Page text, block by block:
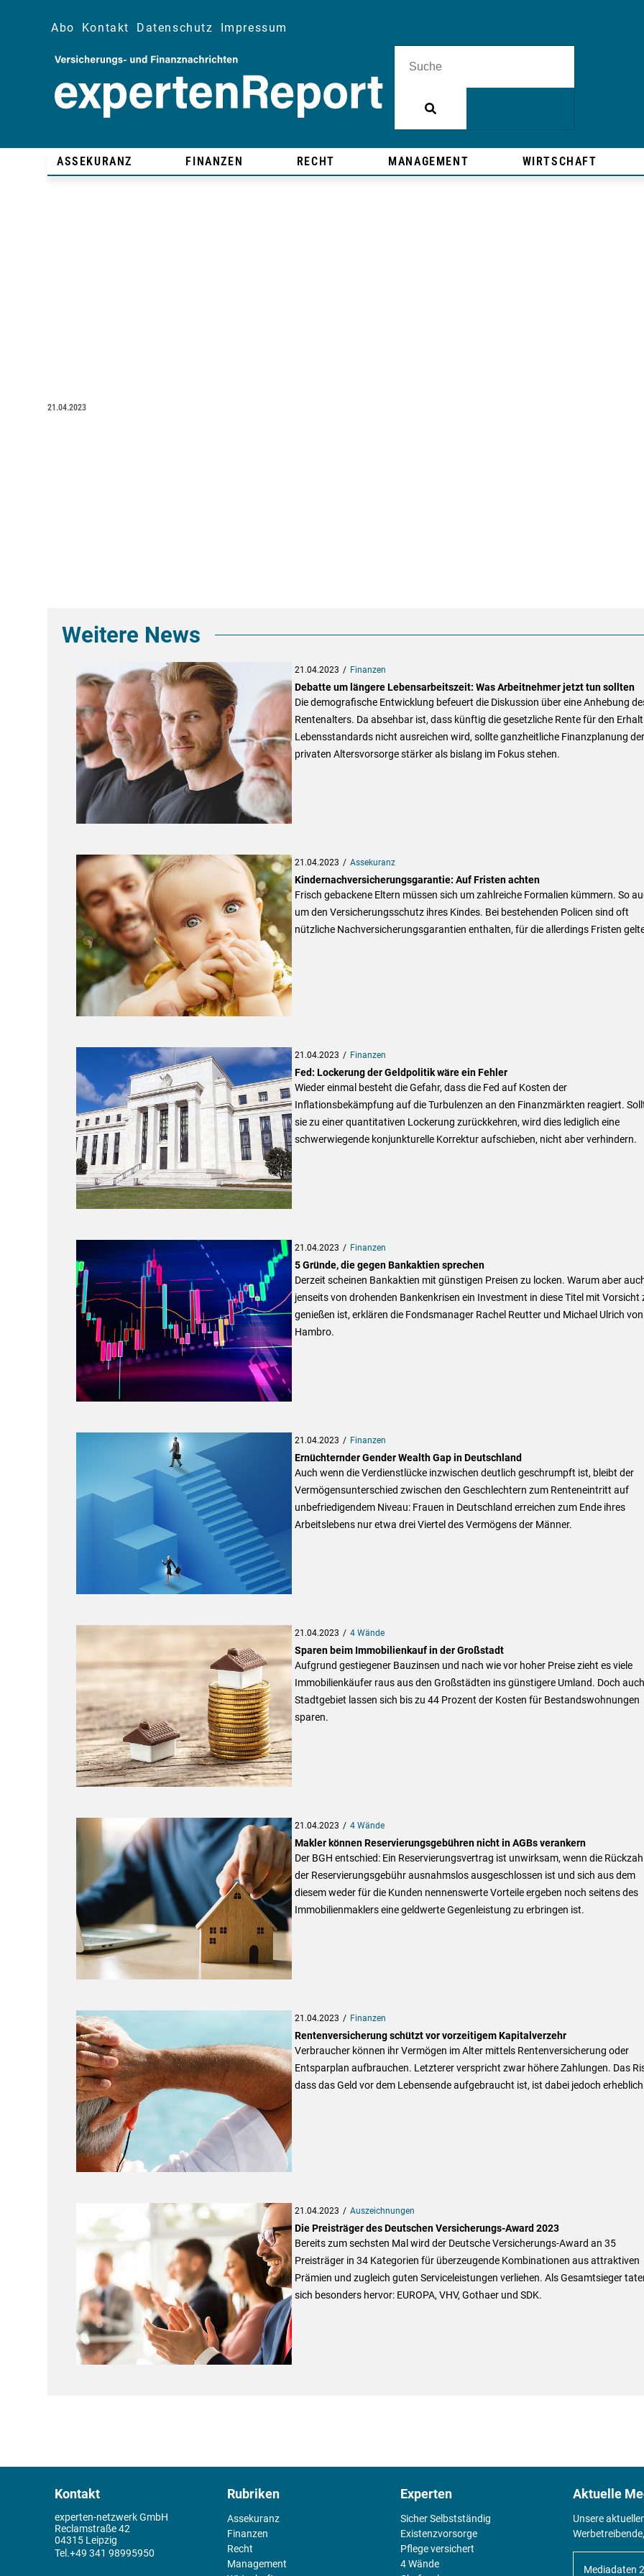
Abo Kontakt Datenschutz Impressum
ASSEKURANZ FINANZEN RECHT MANAGEMENT WIRTSCHAFT
21.04.2023
Weitere News
21.04.2023 Finanzen
Debatte um längere Lebensarbeitszeit: Was Arbeitnehmer jetzt tun sollten
Die demografische Entwicklung befeuert die Diskussion über eine Anhebung
Rentenalters. Da absehbar ist, dass künftig die gesetzliche Rente für den
Lebensstandards nicht ausreichen wird, sollte ganzheitliche Finanzplanung der
privaten Altersvorsorge stärker als bislang im Fokus stehen.
21.04.2023 Assekuranz
Kindernachversicherungsgarantie: Auf Fristen achten
Frisch gebackene Eltern müssen sich um zahlreiche Formalien kümmern. So
um den Versicherungsschutz ihres Kindes. Bei bestehenden Policen sind oft
nützliche Nachversicherungsgarantien enthalten, für die allerdings Fristen
21.04.2023 Finanzen
Fed: Lockerung der Geldpolitik wäre ein Fehler
Wieder einmal besteht die Gefahr, dass die Fed auf Kosten der
Inflationsbekämpfung auf die Turbulenzen an den Finanzmärkten reagiert.
sie zu einer quantitativen Lockerung zurückkehren, wird dies lediglich eine
schwerwiegende konjunkturelle Korrektur aufschieben, nicht aber verhindern.
21.04.2023 Finanzen
5 Gründe, die gegen Bankaktien sprechen
Derzeit scheinen Bankaktien mit günstigen Preisen zu locken. Warum aber
jenseits von drohenden Bankenkrisen ein Investment in diese Titel mit Vorsicht
genießen ist, erklären die Fondsmanager Rachel Reutter und Michael Ulrich
Hambro.
21.04.2023 Finanzen
Ernüchternder Gender Wealth Gap in Deutschland
Auch wenn die Verdienstlücke inzwischen deutlich geschrumpft ist, bleibt der
Vermögensunterschied zwischen den Geschlechtern zum Renteneintritt auf
unbefriedigendem Niveau: Frauen in Deutschland erreichen zum Ende ihres
Arbeitslebens nur etwa drei Viertel des Vermögens der Männer.
21.04.2023 4 Wände
Sparen beim Immobilienkauf in der Großstadt
Aufgrund gestiegener Bauzinsen und nach wie vor hoher Preise zieht es viele
Immobilienkäufer raus aus den Großstädten ins günstigere Umland. Doch
Stadtgebiet lassen sich bis zu 44 Prozent der Kosten für Bestandswohnungen
sparen.
21.04.2023 4 Wände
Makler können Reservierungsgebühren nicht in AGBs verankern
Der BGH entschied: Ein Reservierungsvertrag ist unwirksam, wenn die
der Reservierungsgebühr ausnahmslos ausgeschlossen ist und sich aus dem
diesem weder für die Kunden nennenswerte Vorteile ergeben noch seitens des
Immobilienmaklers eine geldwerte Gegenleistung zu erbringen ist.
21.04.2023 Finanzen
Rentenversicherung schützt vor vorzeitigem Kapitalverzehr
Verbraucher können ihr Vermögen im Alter mittels Rentenversicherung oder
Entsparplan aufbrauchen. Letzterer verspricht zwar höhere Zahlungen. Das
dass das Geld vor dem Lebensende aufgebraucht ist, ist dabei jedoch
21.04.2023 Auszeichnungen
Die Preisträger des Deutschen Versicherungs-Award 2023
Bereits zum sechsten Mal wird der Deutsche Versicherungs-Award an 35
Preisträger in 34 Kategorien für überzeugende Kombinationen aus attraktiven
Prämien und zugleich guten Serviceleistungen verliehen. Als Gesamtsieger
sich besonders hervor: EUROPA, VHV, Gothaer und SDK.
Kontakt
experten-netzwerk GmbH
Reclamstraße 42
04315 Leipzig
+49 341 98995950
Rubriken
Assekuranz
Finanzen
Recht
Management
Experten
Sicher Selbstständig
Existenz­vorsorge
Pflege versichert
4 Wände
Aktuelle
Unsere
Mediadaten